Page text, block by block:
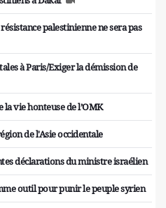
palestinienne ne sera pas
à Paris/Exiger la démission de
vie honteuse de l’OMK
de l'Asie occidentale
déclarations du ministre israélien
outil pour punir le peuple syrien